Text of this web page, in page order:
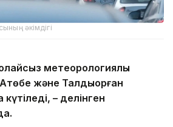
әкімдігі
метеорологиялық
және Талдықорған
күтіледі, – делінген